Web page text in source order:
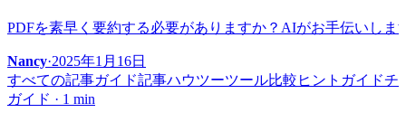
PDFを素早く要約する必要がありますか？AIがお手伝いし
Nancy·2025年1月16日
すべての記事ガイド記事ハウツーツール比較 ヒント ガイドチ
ガイド · 1 min